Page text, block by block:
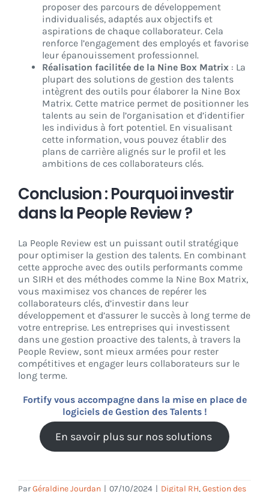
proposer des parcours de développement
individualisés, adaptés aux objectifs et
aspirations de chaque collaborateur. Cela
renforce l’engagement des employés et favorise
leur épanouissement professionnel.
Réalisation facilitée de la Nine Box Matrix : La
plupart des solutions de gestion des talents
intègrent des outils pour élaborer la Nine Box
Matrix. Cette matrice permet de positionner les
talents au sein de l’organisation et d’identifier
les individus à fort potentiel. En visualisant
cette information, vous pouvez établir des
plans de carrière alignés sur le profil et les
ambitions de ces collaborateurs clés.
Conclusion : Pourquoi investir
dans la People Review ?
La People Review est un puissant outil stratégique
pour optimiser la gestion des talents. En combinant
cette approche avec des outils performants comme
un SIRH et des méthodes comme la Nine Box Matrix,
vous maximisez vos chances de repérer les
collaborateurs clés, d’investir dans leur
développement et d’assurer le succès à long terme de
votre entreprise. Les entreprises qui investissent
dans une gestion proactive des talents, à travers la
People Review, sont mieux armées pour rester
compétitives et engager leurs collaborateurs sur le
long terme.
Fortify vous accompagne dans la mise en place de
logiciels de Gestion des Talents !
En savoir plus sur nos solutions
ParGéraldine Jourdan | 07/10/2024 | Digital RH,Gestion des